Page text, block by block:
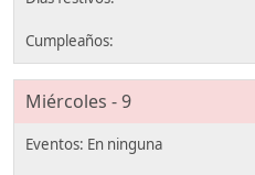
Miércoles - 9